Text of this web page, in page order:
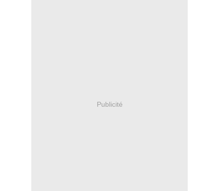
Publicité